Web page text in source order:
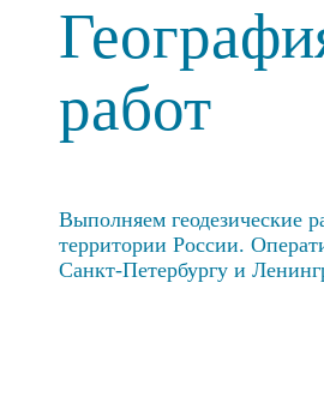
работ
Выполняем геодезические
территории России.
Санкт-Петербургу и